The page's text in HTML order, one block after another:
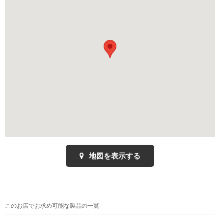
地図を表示する
このお店でお求め可能な製品の一覧